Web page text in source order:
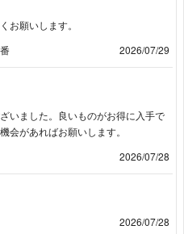
お願いします。
2026/07/29
いました。良いものがお得に入手で
会があればお願いします。
2026/07/28
2026/07/28